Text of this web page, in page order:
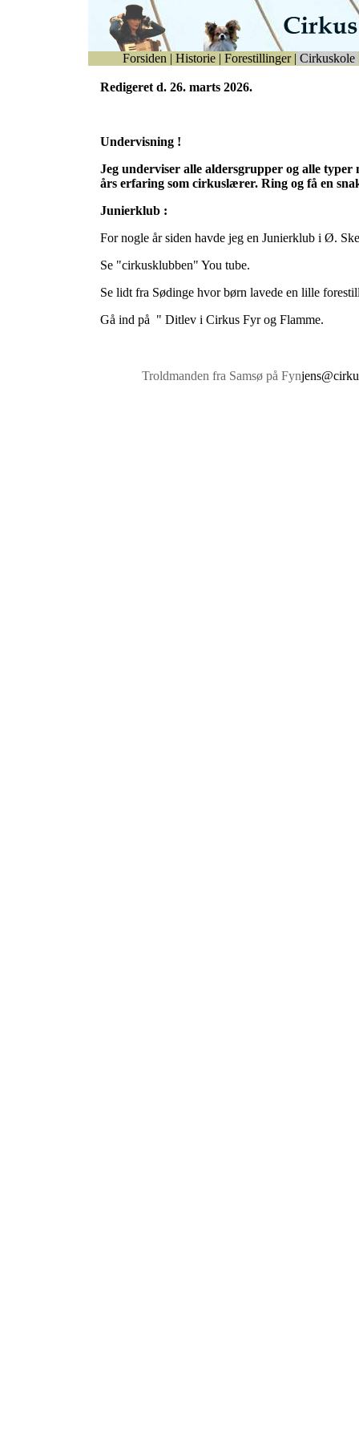
Forsiden | Historie | Forestillinger | Cirkuskole
Redigeret d. 26. marts 2026.
Undervisning !
Jeg underviser alle aldersgrupper og alle typer
års erfaring som cirkuslærer. Ring og få en
Junierklub :
For nogle år siden havde jeg en Junierklub i Ø.
Se "cirkusklubben" You tube.
Se lidt fra Sødinge hvor børn lavede en lille
Gå ind på " Ditlev i Cirkus Fyr og Flamme.
Troldmanden fra Samsø på Fyn